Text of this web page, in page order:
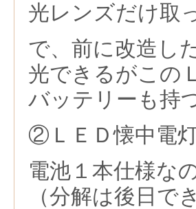
光レンズだけ取
で、前に改造し
光できるがこの
バッテリーも持
②ＬＥＤ懐中電
電池１本仕様な
（分解は後日で